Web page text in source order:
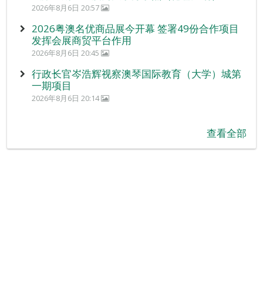
2026年8月6日 20:57
2026粤澳名优商品展今开幕 签署49份合作项目
发挥会展商贸平台作用
2026年8月6日 20:45
行政长官岑浩辉视察澳琴国际教育（大学）城第
一期项目
2026年8月6日 20:14
查看全部